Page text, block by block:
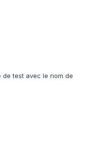
de test avec le nom de